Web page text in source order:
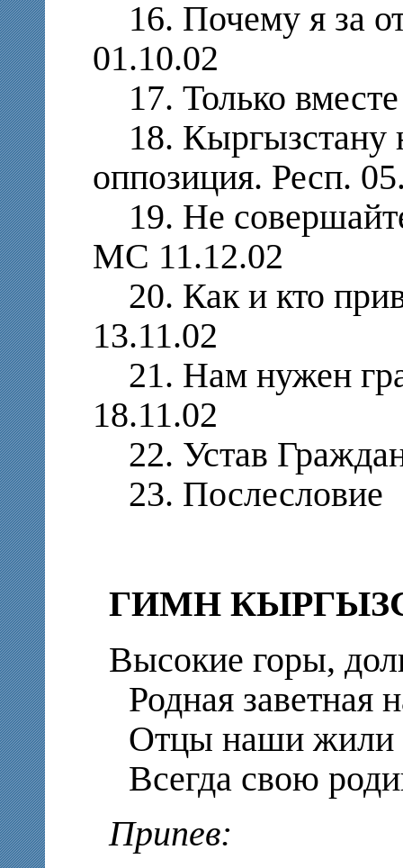
16. Почему я за
01.10.02
17. Только
18. Кыргызстану
оппозиция. Респ.
19. Не
МС 11.12.02
20. Как и кто
13.11.02
21. Нам нужен
18.11.02
22. Устав
23. Послесловие
ГИМН
Высокие горы,
Родная заветная
Отцы наши жили
Всегда свою
Припев: